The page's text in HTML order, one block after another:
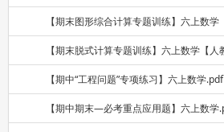
【期末图形综合计算专题训练】六上数
【期末脱式计算专题训练】六上数学【人
【期中“工程问题”专项练习】六上数学.pdf
【期中期末—必考重点应用题】六上数学